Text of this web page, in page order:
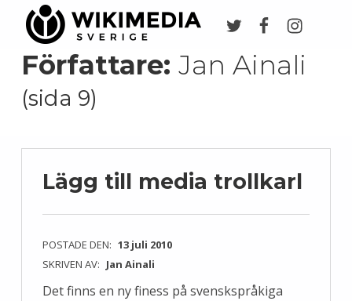
Författare: Jan Ainali
(sida 9)
Lägg till media trollkarl
POSTADE DEN: 13 juli 2010
SKRIVEN AV: Jan Ainali
Det finns en ny finess på svenskspråkiga